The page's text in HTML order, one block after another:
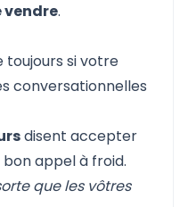
vendre.
toujours si votre
conversationnelles
disent accepter
appel à froid.
que les vôtres